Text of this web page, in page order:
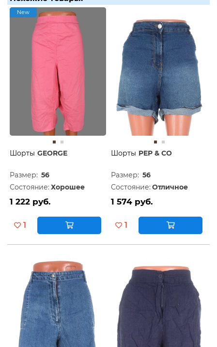
New
Шорты GEORGE
Размер: 56
Состояние: Хорошее
1 222 руб.
1
Шорты PEP & CO
Размер: 56
Состояние: Отличное
1 574 руб.
1